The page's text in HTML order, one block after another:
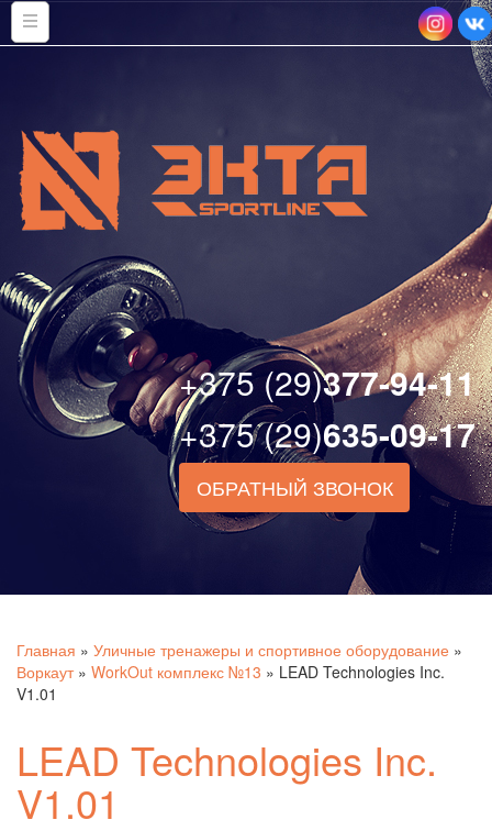
+375 (29)377-94-11
+375 (29)635-09-17
ОБРАТНЫЙ ЗВОНОК
Главная » Уличные тренажеры и спортивное оборудование »
Воркаут» WorkOut комплекс №13 » LEAD Technologies Inc.
V1.01
LEAD Technologies Inc.
V1.01